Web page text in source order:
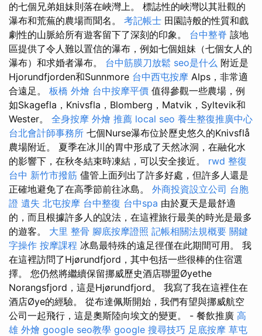
的七個兄弟姐妹則落在峽灣上。 標誌性的峽灣以其壯觀的
瀑布和荒蕪的農場而聞名。 考記帳士 田園詩般的性質和戲
劇性的山脈給所有遊客留下了深刻的印象。 台中整脊 該地
區提供了令人難以置信的瀑布，例如七個姐妹（七個女人的
瀑布）和求婚者瀑布。 台中筋膜刀放鬆 seo是什么 附近是
Hjorundfjorden和Sunnmore 台中西屯按摩 Alps，非常適
合遠足。 板橋 外燴 台中按摩平價 值得參觀一些農場，例
如Skagefla，Knivsfla，Blomberg，Matvik，Syltevik和
Wester。 全身按摩 外燴 推薦 local seo 養生整復推廣中心
台北會計師事務所 七個Nurse瀑布位於歷史悠久的Knivsflå
農場附近。 夏季在冰川的胃中形成了天然冰洞，在融化水
的影響下，在秋冬結束時凍結，可以安全接近。 rwd 整復
台中 新竹市撥筋 儘管上面列出了許多好處，但許多人還是
正確地避免了在高季節前往冰島。 外商投資設立公司 台胞
證 遺失 北屯按摩 台中整復 台中spa 由於夏天是最舒適
的，而且根據許多人的說法，在這裡旅行最美的時光是最多
的遊客。 大里 整骨 腳底按摩證照 記帳相關法規概要 關鍵
字操作 按摩課程 冰島最特殊的遠足徑僅在此期間可用。 我
在這裡訪問了Hjørundfjord，其中包括一些很棒的住宿選
擇。 您仍然將繼續保留挪威歷史酒店聯盟Øyethe
Norangsfjord，這是Hjørundfjord。 我寫了我在這裡住在
酒店Øye的經驗。 從布達佩斯開始，我們有望與挪威航空
公司一起飛行，這是奧斯陸向埃文的變更。 - 餐飲推廣 高
雄 外燴 google seo教學 google 搜尋技巧 足底按摩 草屯